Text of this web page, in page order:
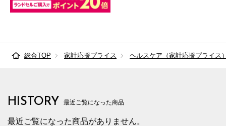
総合TOP 家計応援プライス ヘルスケア（家計応援プライス
HISTORY 最近ご覧になった商品
最近ご覧になった商品がありません。